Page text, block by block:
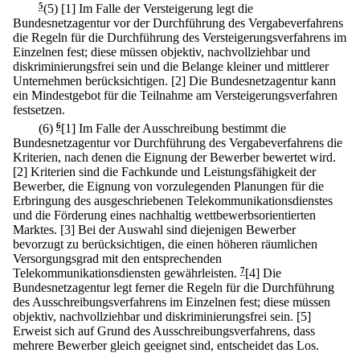
5(5) [1] Im Falle der Versteigerung legt die
Bundesnetzagentur vor der Durchführung des Vergabeverfahrens
die Regeln für die Durchführung des Versteigerungsverfahrens im
Einzelnen fest; diese müssen objektiv, nachvollziehbar und
diskriminierungsfrei sein und die Belange kleiner und mittlerer
Unternehmen berücksichtigen. [2] Die Bundesnetzagentur kann
ein Mindestgebot für die Teilnahme am Versteigerungsverfahren
festsetzen.
(6) 6[1] Im Falle der Ausschreibung bestimmt die
Bundesnetzagentur vor Durchführung des Vergabeverfahrens die
Kriterien, nach denen die Eignung der Bewerber bewertet wird.
[2] Kriterien sind die Fachkunde und Leistungsfähigkeit der
Bewerber, die Eignung von vorzulegenden Planungen für die
Erbringung des ausgeschriebenen Telekommunikationsdienstes
und die Förderung eines nachhaltig wettbewerbsorientierten
Marktes. [3] Bei der Auswahl sind diejenigen Bewerber
bevorzugt zu berücksichtigen, die einen höheren räumlichen
Versorgungsgrad mit den entsprechenden
Telekommunikationsdiensten gewährleisten. 7[4] Die
Bundesnetzagentur legt ferner die Regeln für die Durchführung
des Ausschreibungsverfahrens im Einzelnen fest; diese müssen
objektiv, nachvollziehbar und diskriminierungsfrei sein. [5]
Erweist sich auf Grund des Ausschreibungsverfahrens, dass
mehrere Bewerber gleich geeignet sind, entscheidet das Los.